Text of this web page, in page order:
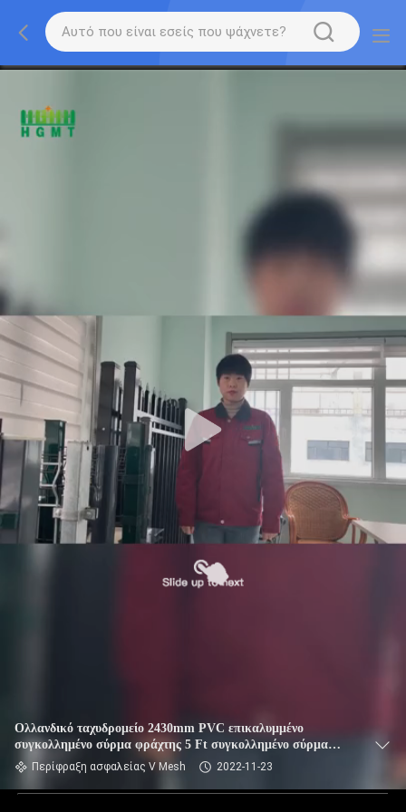
Ολλανδικό ταχυδρομείο 2430mm PVC επικαλυμμένο
συγκολλημένο σύρμα φράχτης 5 Ft συγκολλημένο σύρμα
φράχτης
Περίφραξη ασφαλείας V Mesh 2022-11-23